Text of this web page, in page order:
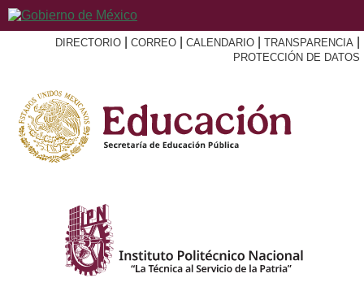
DIRECTORIO CORREO CALENDARIO TRANSPARENCIA
PROTECCIÓN DE DATOS